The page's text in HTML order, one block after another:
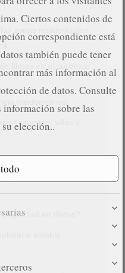
villas y
de Illetas
en Illetas?
estable
Ciertos contenidos de
correspondiente está
también puede tener
más información al
de datos. Consulte
sobre las
elección..